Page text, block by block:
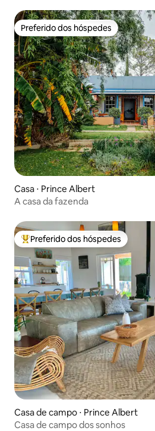
Preferido dos hóspedes
Preferido dos hóspedes
Casa ⋅ Prince Albert
A casa da fazenda
Entre os melhores preferidos dos
Preferido dos hóspedes
Casa de campo ⋅ Prince Albert
Casa de campo dos sonhos